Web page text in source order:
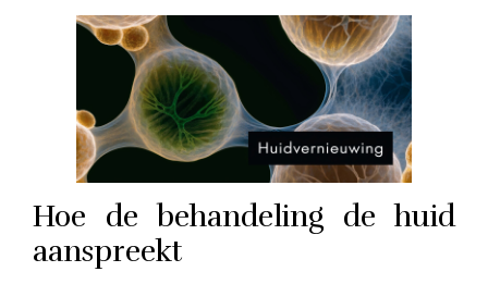
Hoe de behandeling de huid
aanspreekt